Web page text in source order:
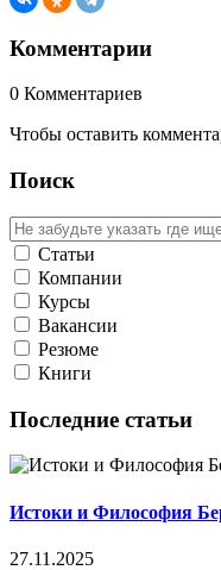
Комментарии
0 Комментариев
Чтобы оставить
Поиск
Статьи
Компании
Курсы
Вакансии
Резюме
Книги
Последние статьи
Истоки и Философия
27.11.2025